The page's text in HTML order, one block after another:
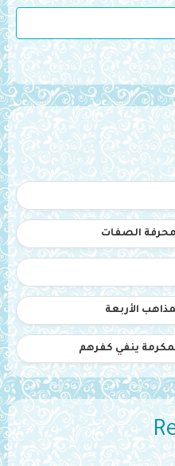
محرفة الصفات
الأربعة
ينفي كفرهم